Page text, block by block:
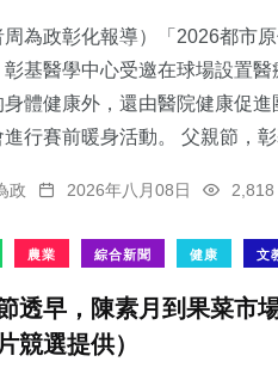
周為政彰化報導）「2026都市
彰基醫學中心受邀在球場設置
身體健康外，還由醫院健康促進
進行賽前暖身活動。 父親節，
政 2026年八月08日
農業 綜合新聞 健康 文
透早，陳素月到果菜市
競選提供）